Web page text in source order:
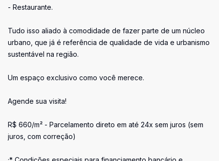
- Restaurante.
Tudo isso aliado à comodidade de fazer parte de um núcleo
urbano, que já é referência de qualidade de vida e urbanismo
sustentável na região.
Um espaço exclusivo como você merece.
Agende sua visita!
R$ 660/m² - Parcelamento direto em até 24x sem juros (sem
juros, com correção)